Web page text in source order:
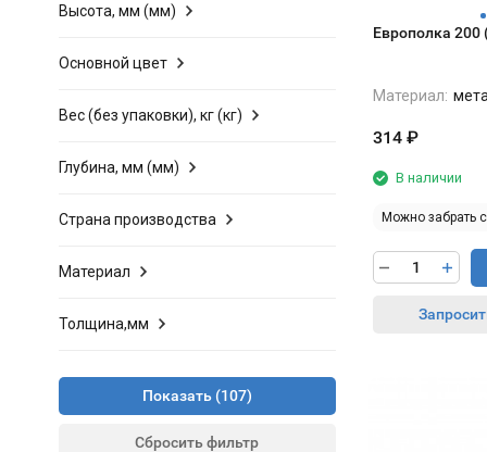
Европолка 200
Материал:
314 ₽
В наличии
Можно забрать
Высота, мм (мм)
Основной цвет
Вес (без упаковки), кг (кг)
Глубина, мм (мм)
Страна производства
Материал
Толщина,мм
Показать
Сбросить фильтр